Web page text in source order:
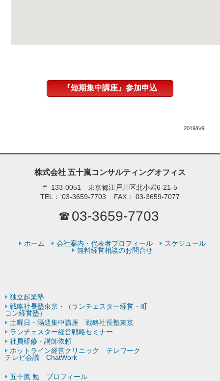
『短期集中講座』参加申込
2019/6/9
株式会社 五十嵐コンサルティングオフィス
〒 133-0051 東京都江戸川区北小岩6-21-5
TEL：
03-3659-7703 FAX： 03-3659-7077
03-3659-7703
ホーム 会社案内・代表者プロフィール
スケジュール
無料経営相談のお問合せ
独立起業塾
戦略社長塾東京・（ランチェスター経営・町
コン経営塾）
土曜日・隔週集中講座 戦略社長塾東京
ランチェスター経営戦略セミナー
社員研修・講師依頼
ホットライン経営クリニック テレワーク
テレビ会議 ChatWork
五十嵐 勉 プロフィール